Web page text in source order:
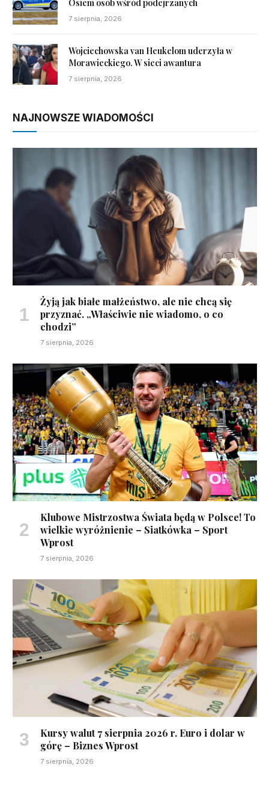
Osiem osób wśród podejrzanych
7 sierpnia, 2026
Wojciechowska van Heukelom uderzyła w
Morawieckiego. W sieci awantura
7 sierpnia, 2026
NAJNOWSZE WIADOMOŚCI
Żyją jak białe małżeństwo, ale nie chcą się
przyznać. „Właściwie nie wiadomo, o co
chodzi”
7 sierpnia, 2026
Klubowe Mistrzostwa Świata będą w Polsce! To
wielkie wyróżnienie – Siatkówka – Sport
Wprost
7 sierpnia, 2026
Kursy walut 7 sierpnia 2026 r. Euro i dolar w
górę – Biznes Wprost
7 sierpnia, 2026